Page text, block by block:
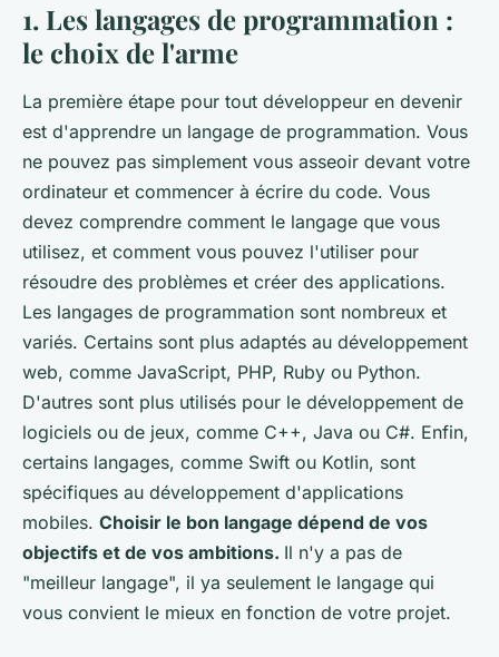
1. Les langages de programmation :
le choix de l'arme
La première étape pour tout développeur en devenir
est d'apprendre un langage de programmation. Vous
ne pouvez pas simplement vous asseoir devant votre
ordinateur et commencer à écrire du code. Vous
devez comprendre comment le langage que vous
utilisez, et comment vous pouvez l'utiliser pour
résoudre des problèmes et créer des applications.
Les langages de programmation sont nombreux et
variés. Certains sont plus adaptés au développement
web, comme JavaScript, PHP, Ruby ou Python.
D'autres sont plus utilisés pour le développement de
logiciels ou de jeux, comme C++, Java ou C#. Enfin,
certains langages, comme Swift ou Kotlin, sont
spécifiques au développement d'applications
mobiles. Choisir le bon langage dépend de vos
objectifs et de vos ambitions. Il n'y a pas de
"meilleur langage", il ya seulement le langage qui
vous convient le mieux en fonction de votre projet.